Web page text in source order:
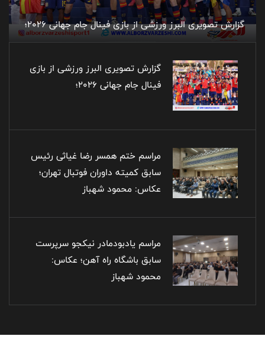
گزارش تصویری البرز ورزشی از بازی فینال جام جهانی 2026؛
گزارش تصویری البرز ورزشی از بازی
فینال جام جهانی 2026؛
مراسم ختم همسر رضا غیاثی رئیس
سابق کمیته داوران فوتبال تهران؛
عکاس: محمود شهباز
مراسم یادبودمادر نیکجو سرپرست
سابق باشگاه راه آهن؛ عکاس:
محمود شهباز